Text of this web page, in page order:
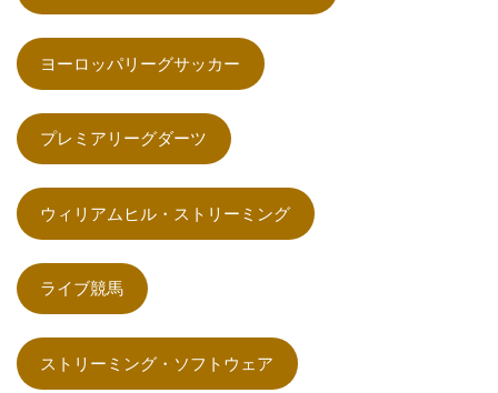
ヨーロッパリーグサッカー
プレミアリーグダーツ
ウィリアムヒル・ストリーミング
ライブ競馬
ストリーミング・ソフトウェア